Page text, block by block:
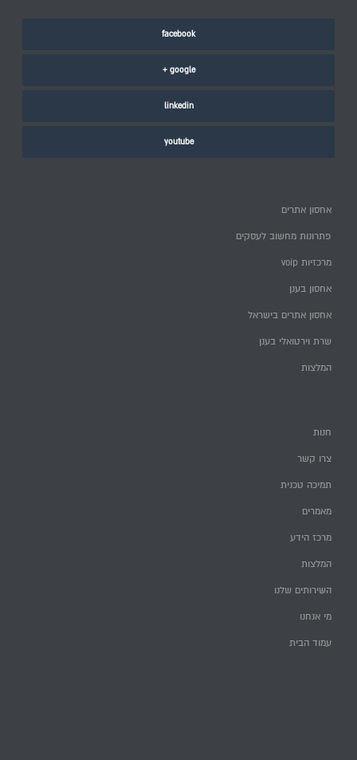
facebook
google +
linkedin
youtube
אחסון אתרים
פתרונות מחשוב לעסקים
מרכזיות voip
אחסון בענן
אחסון אתרים בישראל
שרת וירטואלי בענן
המלצות
חנות
צרו קשר
תמיכה טכנית
מאמרים
מרכז הידע
המלצות
השירותים שלנו
מי אנחנו
עמוד הבית